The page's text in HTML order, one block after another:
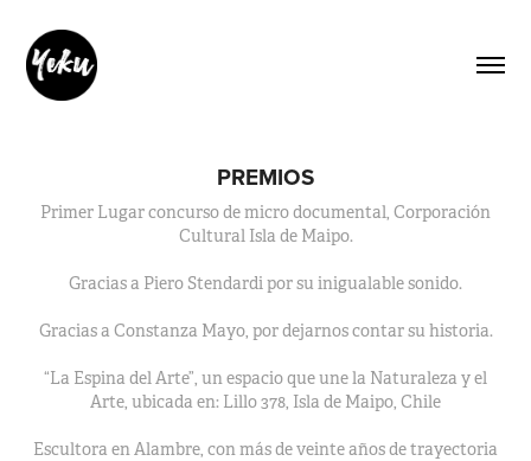
PREMIOS
Primer Lugar concurso de micro documental, Corporación
Cultural Isla de Maipo.
Gracias a Piero Stendardi por su inigualable sonido.
Gracias a Constanza Mayo, por dejarnos contar su historia.
“La Espina del Arte”, un espacio que une la Naturaleza y el
Arte, ubicada en: Lillo 378, Isla de Maipo, Chile
Escultora en Alambre, con más de veinte años de trayectoria